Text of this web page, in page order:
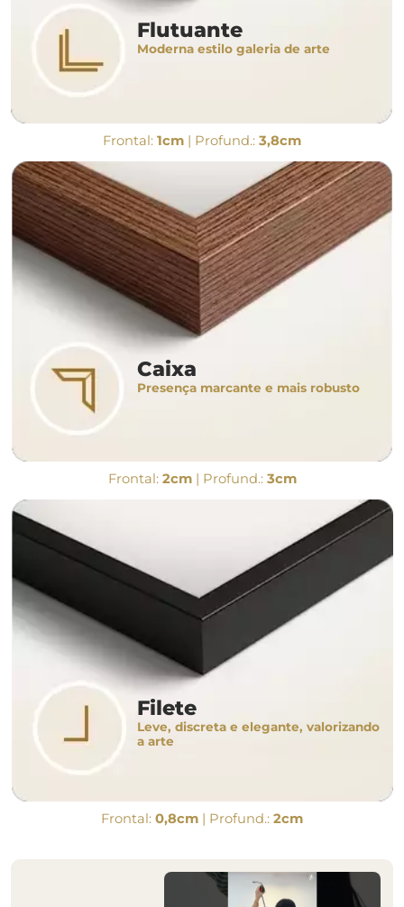
Flutuante
Moderna estilo galeria de arte
Frontal: 1cm | Profund.: 3,8cm
Caixa
Presença marcante e mais robusto
Frontal: 2cm| Profund.: 3cm
Filete
Leve, discreta e elegante, valorizando
a arte
Frontal: 0,8cm | Profund.: 2cm